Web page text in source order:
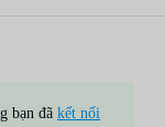
bạn đã kết nối